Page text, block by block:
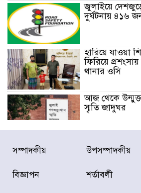
জুলাইয়ে
দুর্ঘটনায় ৪১৬
হারিয়ে যাওয়া
ফিরিয়ে
থানার ওসি
আজ থেকে
স্মৃতি জাদুঘর
রাজধানীর
অফিসের সামনে
করেছে র‌্যাব-১
সম্পাদকীয় উপসম্পাদকীয়
বিজ্ঞাপন শর্তাবলী